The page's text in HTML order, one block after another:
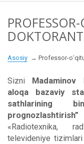
Asosiy Professor-
Sizni Madaminov
aloqa bazaviy
sathlarining
prognozlashtirish”
«Radiotexnika,
televideniye